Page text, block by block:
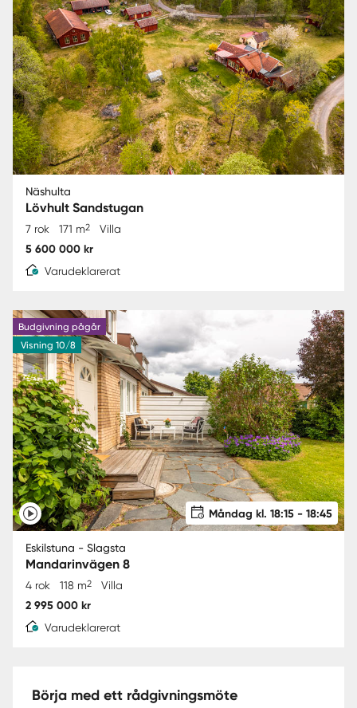
Näshulta
Lövhult Sandstugan
7 rok 171 m2 Villa
5 600 000 kr
Varudeklarerat
Budgivning pågår
Visning 10/8
Måndag kl. 18:15 - 18:45
Eskilstuna - Slagsta
Mandarinvägen 8
4 rok 118 m2 Villa
2 995 000 kr
Varudeklarerat
Börja med ett rådgivningsmöte